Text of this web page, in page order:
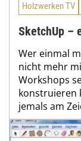
Holzwerken TV
SketchUp –
Wer einmal
nicht mehr
Workshops
konstruieren
jemals am